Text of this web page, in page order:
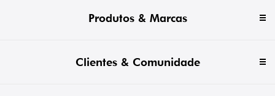
Produtos & Marcas
Clientes & Comunidade